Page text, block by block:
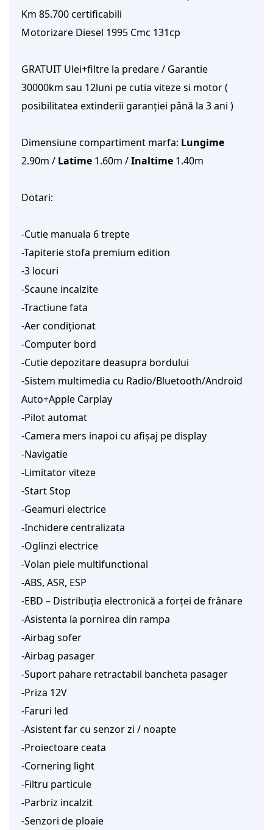
Km 85.700 certificabili
Motorizare Diesel 1995 Cmc 131cp
GRATUIT Ulei+filtre la predare / Garantie
30000km sau 12luni pe cutia viteze si motor (
posibilitatea extinderii garanției până la 3 ani )
Dimensiune compartiment marfa:
2.90m / Latime 1.60m / Inaltime 1.40m
Dotari:
-Cutie manuala 6 trepte
-Tapiterie stofa premium edition
-3 locuri
-Scaune incalzite
-Tractiune fata
-Aer condiționat
-Computer bord
-Cutie depozitare deasupra bordului
-Sistem multimedia cu Radio/Bluetooth/Android
Auto+Apple Carplay
-Pilot automat
-Camera mers inapoi cu afișaj pe display
-Navigatie
-Limitator viteze
-Start Stop
-Geamuri electrice
-Inchidere centralizata
-Oglinzi electrice
-Volan piele multifunctional
-ABS, ASR, ESP
-EBD – Distribuția electronică a forței de frânare
-Asistenta la pornirea din rampa
-Airbag sofer
-Airbag pasager
-Suport pahare retractabil bancheta pasager
-Priza 12V
-Faruri led
-Asistent far cu senzor zi / noapte
-Proiectoare ceata
-Cornering light
-Filtru particule
-Parbriz incalzit
-Senzori de ploaie